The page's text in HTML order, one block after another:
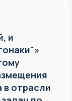
и
в отрасли